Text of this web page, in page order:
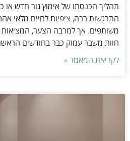
תהליך הכנסתו של אימוץ גור חדש או
התרגשות רבה, ציפיות לחיים מלאי
משותפים. אך למרבה הצער,
חוות משבר עמוק כבר בחודשים
לקריאת המאמר »